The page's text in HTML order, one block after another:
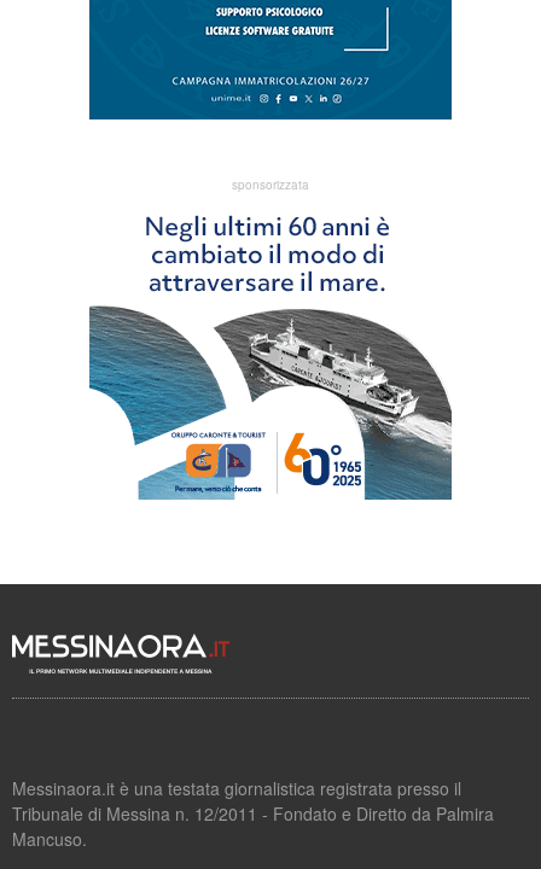
sponsorizzata
Messinaora.it è una testata giornalistica registrata presso il
Tribunale di Messina n. 12/2011 - Fondato e Diretto da Palmira
Mancuso.